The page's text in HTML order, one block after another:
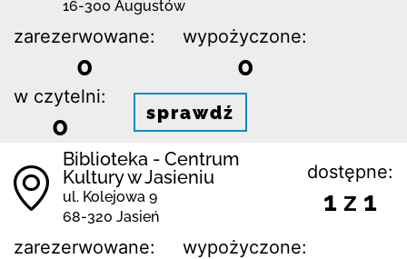
16-300 Augustów
zarezerwowane:
0
wypożyczone:
0
w czytelni:
0 sprawdź
Biblioteka - Centrum
Kultury w Jasieniu
ul. Kolejowa 9
68-320 Jasień
dostępne:
1 z 1
zarezerwowane: wypożyczone: